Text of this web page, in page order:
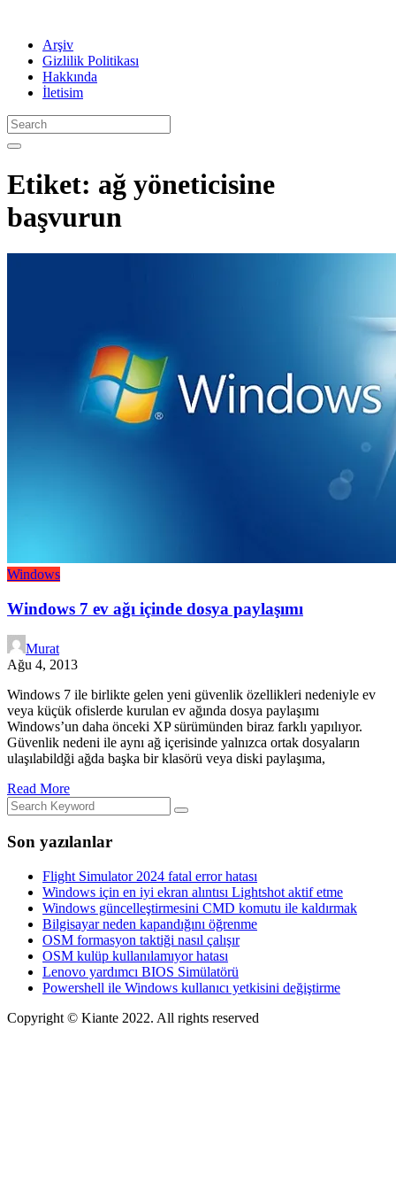
Arşiv
Gizlilik Politikası
Hakkında
İletisim
Etiket: ağ yöneticisine
başvurun
Windows
Windows 7 ev ağı içinde dosya paylaşımı
Murat
Ağu 4, 2013
Windows 7 ile birlikte gelen yeni güvenlik özellikleri nedeniyle ev
veya küçük ofislerde kurulan ev ağında dosya paylaşımı
Windows’un daha önceki XP sürümünden biraz farklı yapılıyor.
Güvenlik nedeni ile aynı ağ içerisinde yalnızca ortak dosyaların
ulaşılabildği ağda başka bir klasörü veya diski paylaşıma,
Read More
Son yazılanlar
Flight Simulator 2024 fatal error hatası
Windows için en iyi ekran alıntısı Lightshot aktif etme
Windows güncelleştirmesini CMD komutu ile kaldırmak
Bilgisayar neden kapandığını öğrenme
OSM formasyon taktiği nasıl çalışır
OSM kulüp kullanılamıyor hatası
Lenovo yardımcı BIOS Simülatörü
Powershell ile Windows kullanıcı yetkisini değiştirme
Copyright © Kiante 2022. All rights reserved